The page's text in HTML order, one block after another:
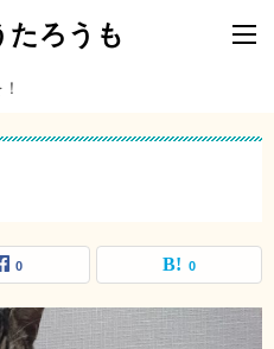
たろうも
0 0